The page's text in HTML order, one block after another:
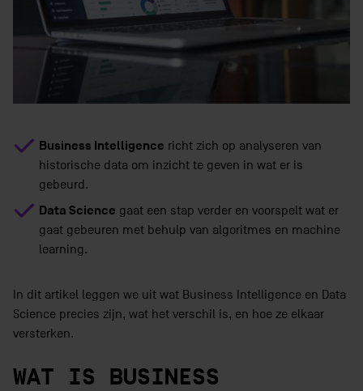
Business Intelligence richt zich op analyseren van
historische data om inzicht te geven in wat er is
gebeurd.
Data Science gaat een stap verder en voorspelt wat er
gaat gebeuren met behulp van algoritmes en machine
learning.
In dit artikel leggen we uit wat Business Intelligence en Data
Science precies zijn, wat het verschil is, en hoe ze elkaar
versterken.
WAT IS BUSINESS